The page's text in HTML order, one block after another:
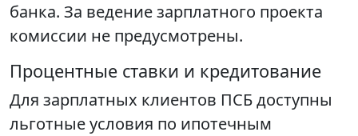
банка. За ведение зарплатного проекта
комиссии не предусмотрены.
Процентные ставки и кредитование
Для зарплатных клиентов ПСБ доступны
льготные условия по ипотечным